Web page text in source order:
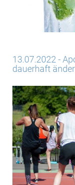
13.07.2022 -
dauerhaft